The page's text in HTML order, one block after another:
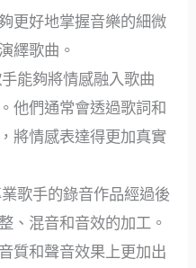
更好地掌握音樂的細微
繹歌曲。
能夠將情感融入歌曲
他們通常會透過歌詞和
將情感表達得更加真實
歌手的錄音作品經過後
、混音和音效的加工。
質和聲音效果上更加出